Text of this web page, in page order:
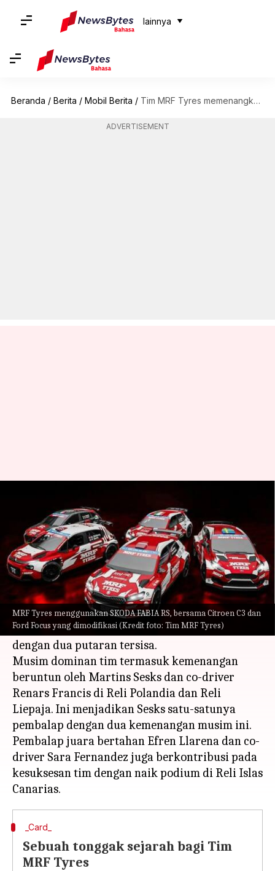
lainnya
Beranda / Berita / Mobil Berita / Tim MRF Tyres memenangkan Kejuaraan Reli Eropa 2023
ADVERTISEMENT
MRF Tyres menggunakan SKODA FABIA RS, bersama Citroen C3 dan
Ford Focus yang dimodifikasi (Kredit foto: Tim MRF Tyres)
Kejuaraan Reli Eropa 2023
menulis Bob Aug 22, 2023 10:38 am
Apa ceritanya
Tim MRF Tyres India berhasil
mempertahankan gelar Kejuaraan Reli Eropa
(ERC) pada tahun 2023, merebut gelar juara
dengan dua putaran tersisa.
Musim dominan tim termasuk kemenangan
beruntun oleh Martins Sesks dan co-driver
Renars Francis di Reli Polandia dan Reli
Liepaja. Ini menjadikan Sesks satu-satunya
pembalap dengan dua kemenangan musim ini.
Pembalap juara bertahan Efren Llarena dan co-
driver Sara Fernandez juga berkontribusi pada
kesuksesan tim dengan naik podium di Reli Islas
_Card_
Sebuah tonggak sejarah bagi Tim
MRF Tyres